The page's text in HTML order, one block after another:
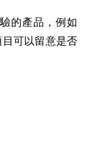
的產品，例如
可以留意是否